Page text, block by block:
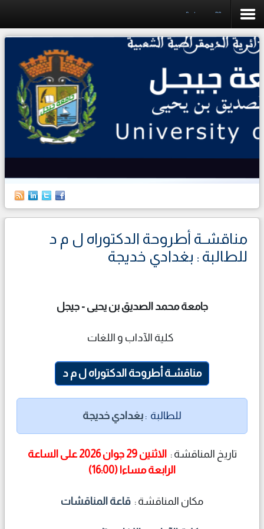
الرئيسية
الجامعة
الكليات
البيداغوجيا
البحث العلمي
التخطيط
العلاقات الخارجية
الطلبة الأجانب
Soutenances PG
مناقشـة أطروحة الدكتوراه ل م د
للطالبة : بغدادي خديجة
جامعة محمد الصديق بن يحيى - جيجل
ﻛﻠﻴﺔ الآداب و اللغات
مناقشـة أطروحة الدكتوراه ل م د
للطالبة : بغدادي خديجة
تاريخ المناقشة :
الاثنين 29 جوان 2026 على الساعة
الرابعة مساءا (16:00)
مكان المناقشة : قاعة المناقشات